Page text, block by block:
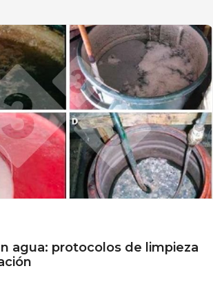
agua: protocolos de limpieza